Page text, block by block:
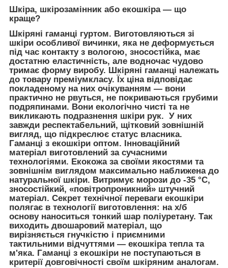
Шкіра, шкірозамінник або екошкіра — що
краще?
Шкіряні гаманці гуртом. Виготовляються зі
шкіри особливої вичинки, яка не деформується
під час контакту з вологою, зносостійка, має
достатню еластичність, але водночас чудово
тримає форму виробу. Шкіряні гаманці належать
до товару преміумкласу. Їх ціна відповідає
покладеному на них очікуванням — вони
практично не рвуться, не покриваються грубими
подряпинами. Вони екологічно чисті та не
викликають подразнення шкіри рук. У них
завжди респектабельний, щітковий зовнішній
вигляд, що підкреслює статус власника.
Гаманці з екошкіри оптом. Інноваційний
матеріал виготовлений за сучасними
технологіями. Екокожа за своїми якостями та
зовнішнім виглядом максимально наближена до
натуральної шкіри. Витримує морози до -35 °C,
зносостійкий, «повітропроникний» штучний
матеріал. Секрет технічної переваги екошкіри
полягає в технології виготовлення: на х/б
основу наноситься тонкий шар поліуретану. Так
виходить двошаровий матеріал, що
вирізняється гнучкістю і приємними
тактильними відчуттями — екошкіра тепла та
м'яка. Гаманці з екошкіри не поступаються в
критерії довговічності своїм шкіряним аналогам.